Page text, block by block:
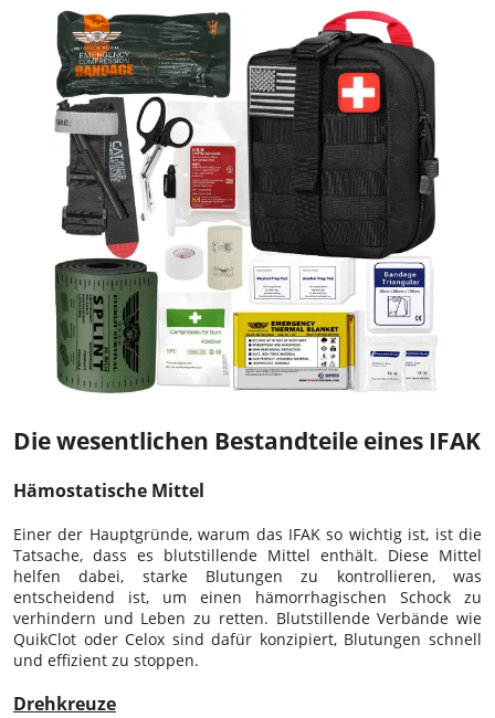
Die wesentlichen Bestandteile eines IFAK
Hämostatische Mittel
Einer der Hauptgründe, warum das IFAK so wichtig ist, ist die
Tatsache, dass es blutstillende Mittel enthält. Diese Mittel
helfen dabei, starke Blutungen zu kontrollieren, was
entscheidend ist, um einen hämorrhagischen Schock zu
verhindern und Leben zu retten. Blutstillende Verbände wie
QuikClot oder Celox sind dafür konzipiert, Blutungen schnell
und effizient zu stoppen.
Drehkreuze